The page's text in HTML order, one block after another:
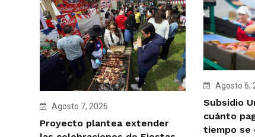
Agosto 7, 2026
Proyecto plantea extender
Agosto 6,
Subsidio
cuánto
tiempo se